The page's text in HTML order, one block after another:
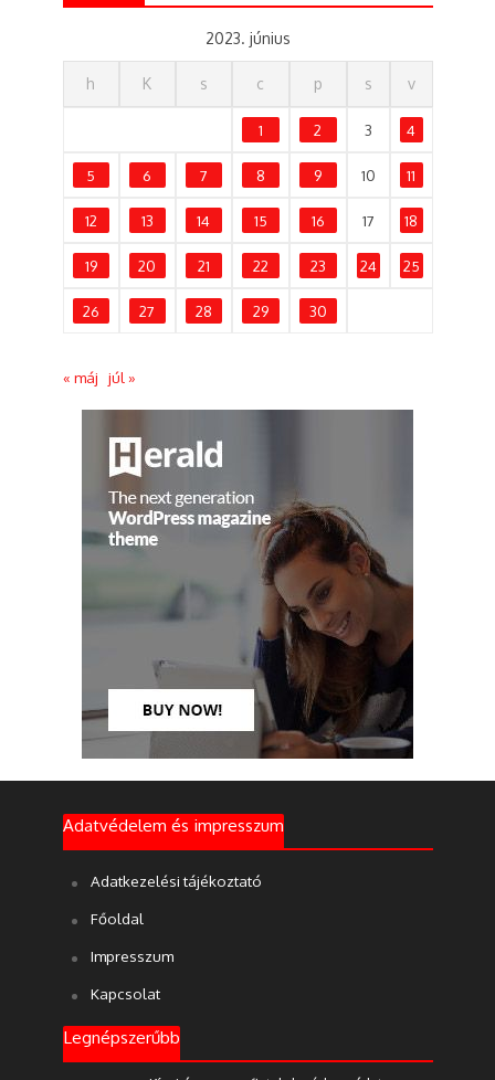
2023. június
h K s c p s v
1 2 3 4
5 6 7 8 9 10 11
12 13 14 15 16 17 18
19 20 21 22 23 24 25
26 27 28 29 30
« máj júl »
Adatvédelem és impresszum
Adatkezelési tájékoztató
Főoldal
Impresszum
Kapcsolat
Legnépszerűbb